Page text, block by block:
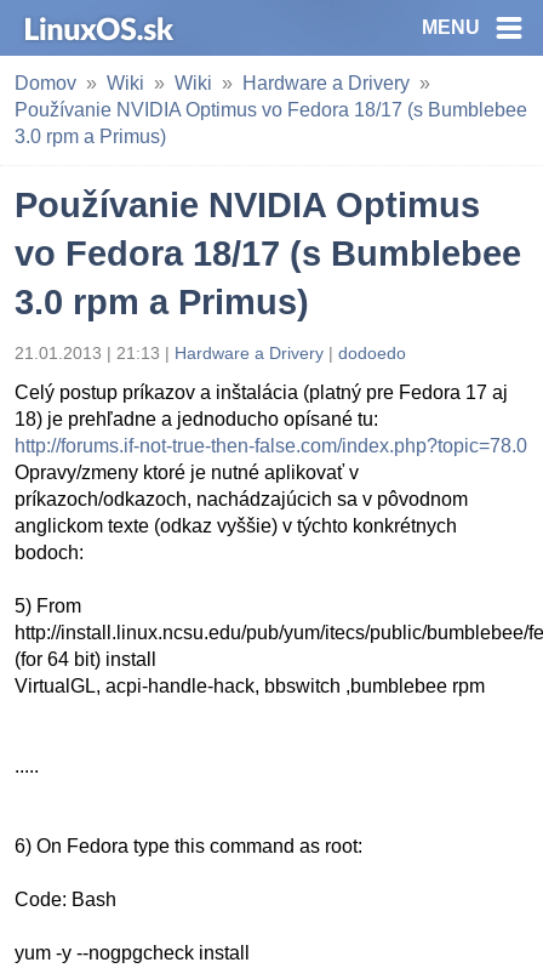
MENU
Domov Wiki Wiki
Hardware a Drivery
Používanie NVIDIA Optimus vo Fedora 18/17 (s Bumblebee
3.0 rpm a Primus)
Používanie NVIDIA Optimus
vo Fedora 18/17 (s Bumblebee
3.0 rpm a Primus)
21.01.2013 | 21:13 | Hardware a Drivery | dodoedo
Celý postup príkazov a inštalácia (platný pre Fedora 17 aj
18) je prehľadne a jednoducho opísané tu:
http://forums.if-not-true-then-false.com/index.php?topic=78.0
Opravy/zmeny ktoré je nutné aplikovať v
príkazoch/odkazoch, nachádzajúcich sa v pôvodnom
anglickom texte (odkaz vyššie) v týchto konkrétnych
bodoch:
5) From
http://install.linux.ncsu.edu/pub/yum/itecs/public/bumblebee/
(for 64 bit) install
VirtualGL, acpi-handle-hack, bbswitch ,bumblebee rpm
.....
6) On Fedora type this command as root:
Code: Bash
yum -y --nogpgcheck install